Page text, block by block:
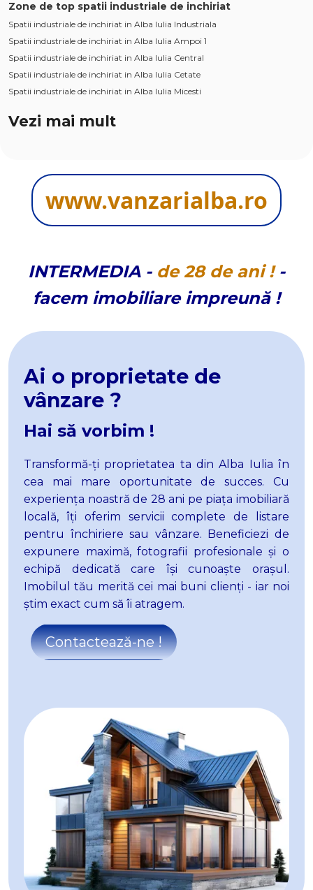
Zone de top spatii industriale de inchiriat
Spatii industriale de inchiriat in Alba Iulia Industriala
Spatii industriale de inchiriat in Alba Iulia Ampoi 1
Spatii industriale de inchiriat in Alba Iulia Central
Spatii industriale de inchiriat in Alba Iulia Cetate
Spatii industriale de inchiriat in Alba Iulia Micesti
Spatii industriale de inchiriat 1 camera
Apartamente de inchiriat
Apartamente de inchiriat in Alba Iulia
Apartamente de inchiriat in Alba Iulia Cetate
Apartamente de inchiriat in Alba Iulia Central
Apartamente de inchiriat in Alba Iulia Caroline Apulum
Apartamente de inchiriat in Alba Iulia Ampoi 1
Apartamente de inchiriat in Alba Iulia Periferie
Apartamente de inchiriat in Alba Iulia Ultracentral
Case de inchiriat
Case de inchiriat in Alba Iulia
Case de inchiriat in Alba Iulia Cetate
Case de inchiriat in Alba Iulia Central
Case de inchiriat in Alba Iulia Est
Spatii birouri de inchiriat
Spatii birouri de inchiriat in Alba Iulia
Spatii birouri de inchiriat in Alba Iulia Central
Spatii birouri de inchiriat in Alba Iulia Cetate
Spatii comerciale de inchiriat
Spatii comerciale de inchiriat in Alba Iulia
Spatii comerciale de inchiriat in Alba Iulia Cetate
Spatii comerciale de inchiriat in Alba Iulia Central
Spatii comerciale de inchiriat in Alba Iulia Ampoi 3
Spatii comerciale de inchiriat in Alba Iulia Tolstoi
Spatii industriale de inchiriat
Spatii industriale de inchiriat in Alba Iulia Ampoi 1
Spatii industriale de inchiriat in Alba Iulia Central
Spatii industriale de inchiriat in Alba Iulia Cetate
Spatii industriale de inchiriat in Alba Iulia Micesti
Vezi mai mult
www.vanzarialba.ro
INTERMEDIA- de28 de ani !-
facem imobiliare impreună !
Ai o proprietate de
vânzare ?
Hai să vorbim !
Transformă-ți proprietatea ta din Alba Iulia în
cea mai mare oportunitate de succes. Cu
experiența noastră de 28 ani pe piața imobiliară
locală, îți oferim servicii complete de listare
pentru închiriere sau vânzare. Beneficiezi de
expunere maximă, fotografii profesionale și o
echipă dedicată care își cunoaște orașul.
Imobilul tău merită cei mai buni clienți - iar noi
știm exact cum să îi atragem.
Contactează-ne !